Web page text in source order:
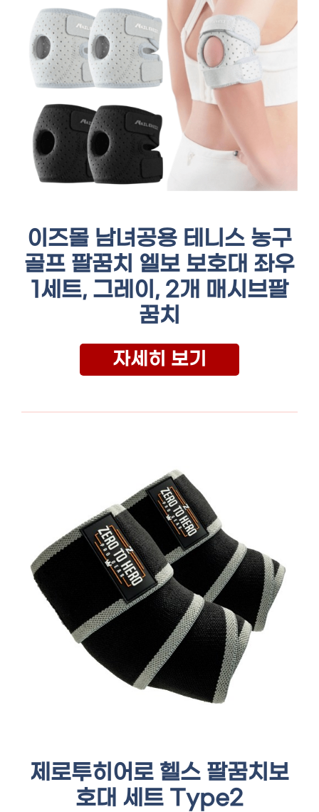
이즈몰 남녀공용 테니스 농구
골프 팔꿈치 엘보 보호대 좌우
1세트, 그레이, 2개 매시브팔
꿈치
자세히 보기
제로투히어로 헬스 팔꿈치보
호대 세트 Type2